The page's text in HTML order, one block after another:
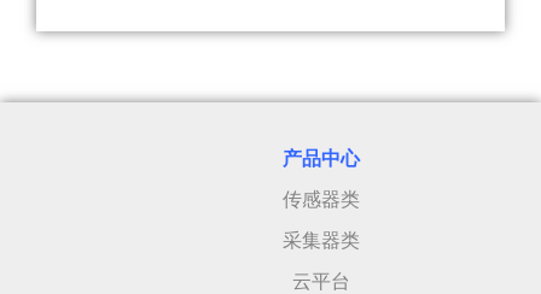
产品中心
传感器类
采集器类
云平台